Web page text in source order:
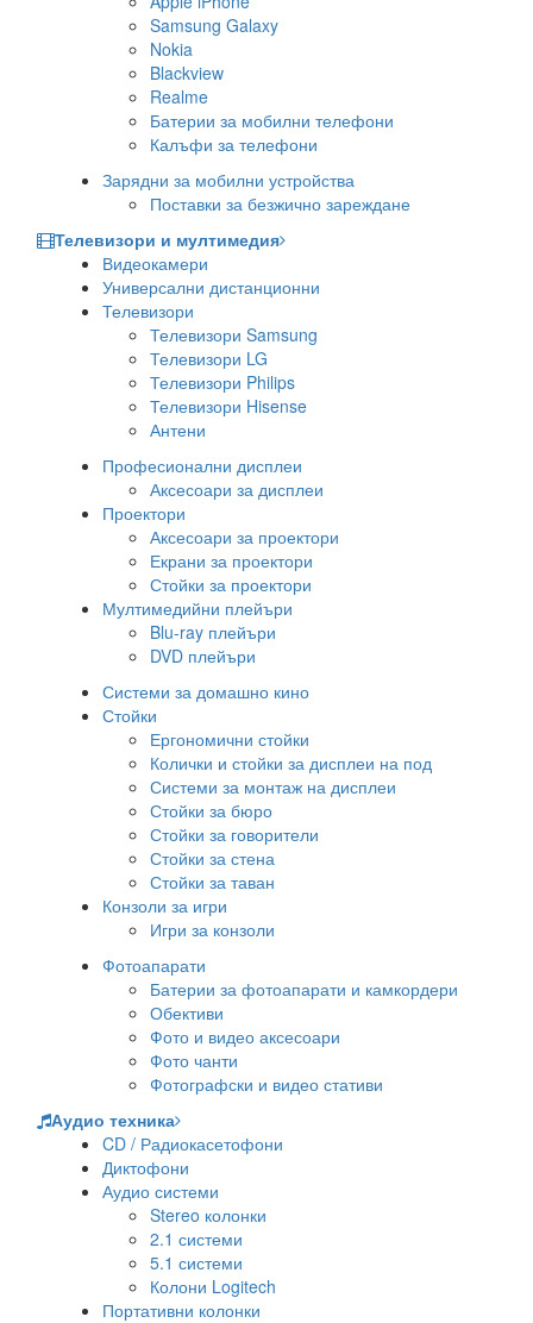
Samsung Galaxy
Nokia
Blackview
Realme
Батерии за мобилни телефони
Калъфи за телефони
Зарядни за мобилни устройства
Поставки за безжично зареждане
Телевизори и мултимедия
Видеокамери
Универсални дистанционни
Телевизори
Телевизори Samsung
Телевизори LG
Телевизори Philips
Телевизори Hisense
Антени
Професионални дисплеи
Аксесоари за дисплеи
Проектори
Аксесоари за проектори
Екрани за проектори
Стойки за проектори
Мултимедийни плейъри
Blu-ray плейъри
DVD плейъри
Системи за домашно кино
Стойки
Ергономични стойки
Колички и стойки за дисплеи на под
Системи за монтаж на дисплеи
Стойки за бюро
Стойки за говорители
Стойки за стена
Стойки за таван
Конзоли за игри
Игри за конзоли
Фотоапарати
Батерии за фотоапарати и камкордери
Обективи
Фото и видео аксесоари
Фото чанти
Фотографски и видео стативи
Аудио техника
CD / Радиокасетофони
Диктофони
Аудио системи
Stereo колонки
2.1 системи
5.1 системи
Колони Logitech
Портативни колонки